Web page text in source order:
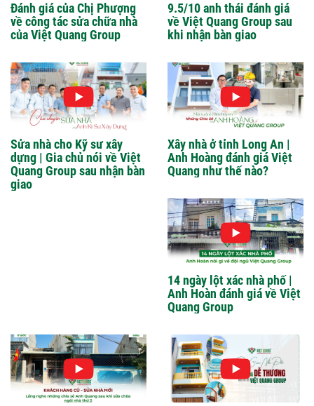
Đánh giá của Chị Phượng
về công tác sửa chữa nhà
của Việt Quang Group
9.5/10 anh thái đánh giá
về Việt Quang Group sau
khi nhận bàn giao
Sửa nhà cho Kỹ sư xây
dựng | Gia chủ nói về Việt
Quang Group sau nhận bàn
giao
Xây nhà ở tỉnh Long An |
Anh Hoàng đánh giá Việt
Quang như thế nào?
14 ngày lột xác nhà phố |
Anh Hoàn đánh giá về Việt
Quang Group